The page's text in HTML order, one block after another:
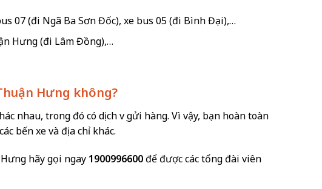
07 (đi Ngã Ba Sơn Đốc), xe bus 05 (đi Bình Đại),…
Hưng (đi Lâm Đồng),…
Hưng không?
nhau, trong đó có dịch vụ gửi hàng. Vì vậy, bạn hoàn toàn
bến xe và địa chỉ khác.
hãy gọi ngay 1900996600để được các tổng đài viên